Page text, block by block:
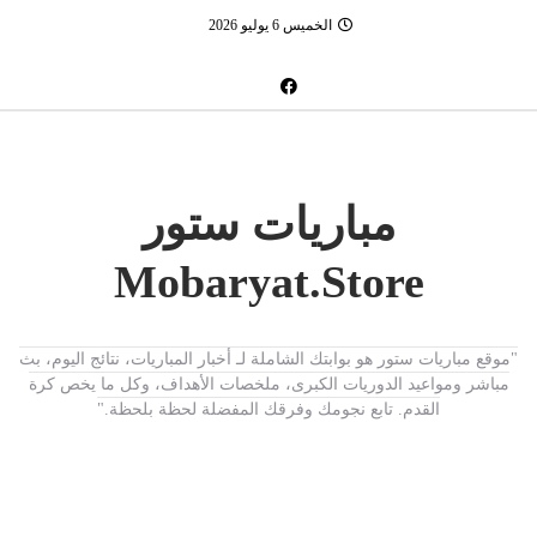
الخميس 6 يوليو 2026
مباريات ستور
Mobaryat.Store
"موقع مباريات ستور هو بوابتك الشاملة لـ أخبار المباريات، نتائج اليوم، بث
مباشر ومواعيد الدوريات الكبرى، ملخصات الأهداف، وكل ما يخص كرة
القدم. تابع نجومك وفرقك المفضلة لحظة بلحظة."